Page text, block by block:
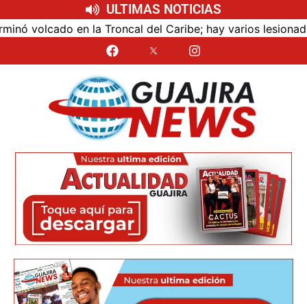
ULTIMAS NOTICIAS
Troncal del Caribe; hay varios lesionados Iván